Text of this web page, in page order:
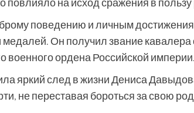
поведению и личным
Он получил звание кавалера
военного ордена Российской империи.
яркий след в жизни Дениса
не переставая бороться за свою